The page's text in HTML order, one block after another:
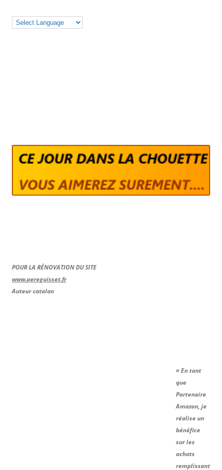
POUR LA RÉNOVATION DU SITE
www.pereguisset.fr
Auteur catalan
« En tant
que
Partenaire
Amazon, je
réalise un
bénéfice
sur les
achats
remplissant